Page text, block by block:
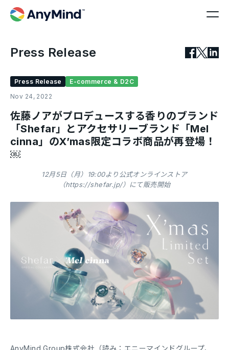
Press Release
Press Release
E-commerce & D2C
Nov 24, 2022
佐藤ノアがプロデュースする香りのブランド
「Shefar」とアクセサリーブランド「Mel
cinna」のX’mas限定コラボ商品が再登場！
￼
12月5日（月）19:00より公式オンラインストア
（https://shefar.jp/）にて販売開始
AnyMind Group株式会社（読み：エニーマインドグループ、